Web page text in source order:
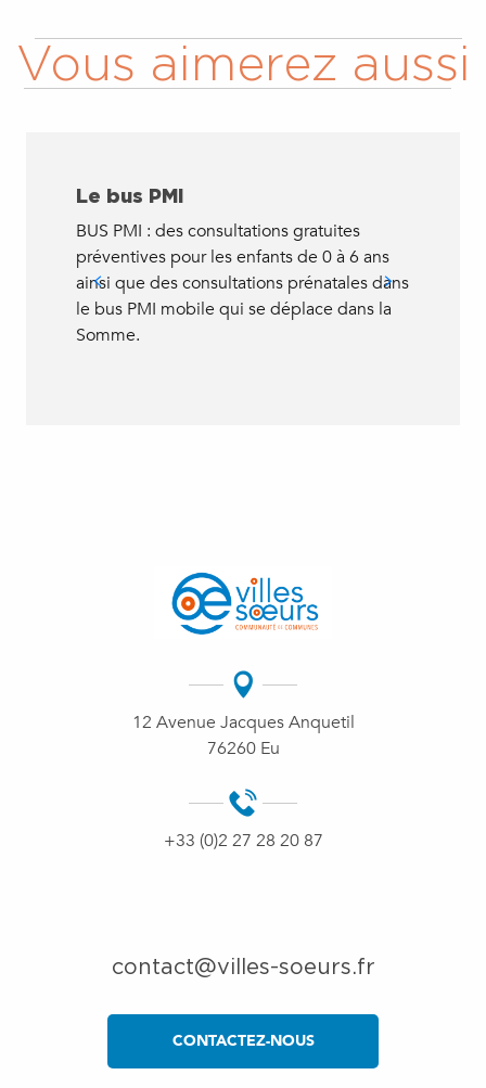
Vous aimerez aussi
Le bus PMI
BUS PMI : des consultations gratuites
préventives pour les enfants de 0 à 6 ans
ainsi que des consultations prénatales dans
le bus PMI mobile qui se déplace dans la
Somme.
12 Avenue Jacques Anquetil
76260 Eu
+33 (0)2 27 28 20 87
contact@villes-soeurs.fr
CONTACTEZ-NOUS